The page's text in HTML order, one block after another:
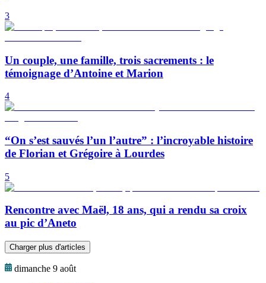
3
Un couple, une famille, trois sacrements : le
témoignage d’Antoine et Marion
4
“On s’est sauvés l’un l’autre” : l’incroyable histoire
de Florian et Grégoire à Lourdes
5
Rencontre avec Maël, 18 ans, qui a rendu sa croix
au pic d’Aneto
Charger plus d'articles
dimanche 9 août